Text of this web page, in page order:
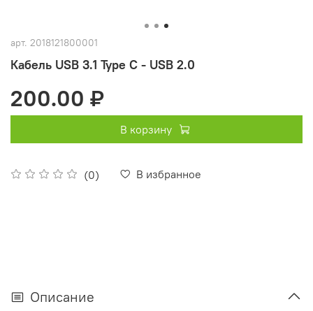
арт. 2018121800001
Кабель USB 3.1 Type C - USB 2.0
(0) В избранное
200.00 ₽
В корзину
Описание